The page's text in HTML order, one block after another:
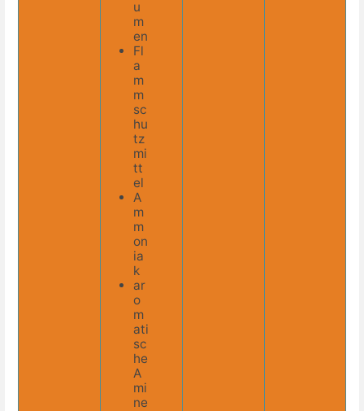
u
m
en
Fl
a
m
m
sc
hu
tz
mi
tt
el
A
m
m
on
ia
k
ar
o
m
ati
sc
he
A
mi
ne